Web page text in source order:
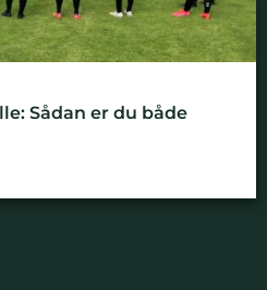
Sådan er du både